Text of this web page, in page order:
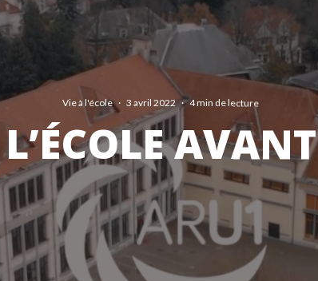
Vie à l'école · 3 avril 2022 · 4 min de lecture
L’ÉCOLE AVANT